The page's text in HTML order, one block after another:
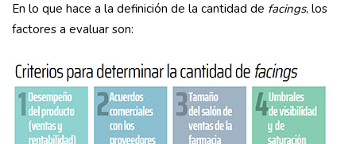
En lo que hace a la definición de la cantidad de facings, los
factores a evaluar son: